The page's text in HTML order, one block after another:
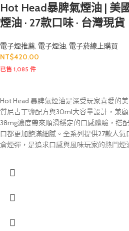
Hot Head暴脾氣煙油 | 美
煙油 · 27款口味 · 台灣現貨
電子煙推薦, 電子煙油, 電子菸線上購買
NT$420.00
已售 1,085 件
Hot Head 暴脾氣煙油是深受玩家喜愛的
質尼古丁鹽配方與30ml大容量設計，兼
38mg濃度帶來順滑穩定的口感體驗，搭
口都更加飽滿細膩。全系列提供27款人
倉煙彈，是追求口感與風味玩家的熱門煙